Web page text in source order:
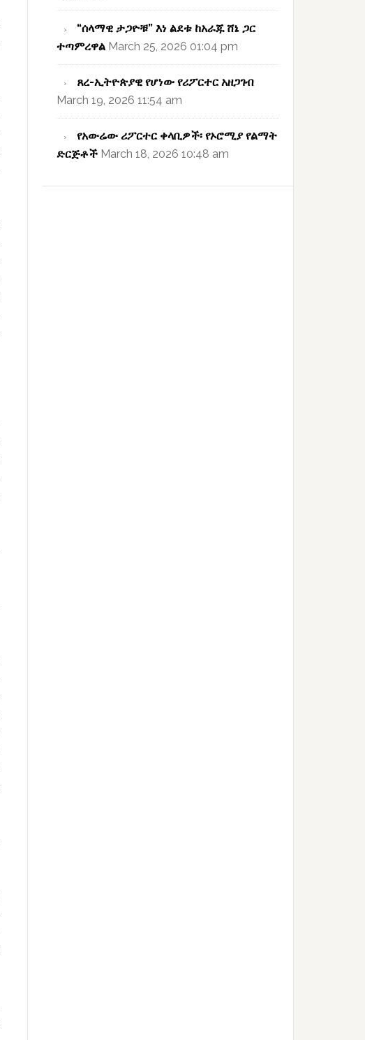
“ሰላማዊ ታጋዮቹ” እነ ልደቱ ከአራጁ ሸኔ ጋር
ተጣምረዋል March 25, 2026 01:04 pm
ጸረ-ኢትዮጵያዊ የሆነው የሪፖርተር አዘጋገብ
March 19, 2026 11:54 am
የአውሬው ሪፖርተር ቀላቢዎች፡ የኦሮሚያ የልማት
ድርጅቶች March 18, 2026 10:48 am